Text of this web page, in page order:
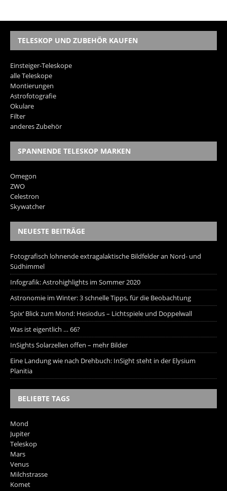
TELESKOP UND ZUBEHÖR KAUFEN
Einsteiger-Teleskope
alle Teleskope
Montierungen
Astrofotografie
Okulare
Filter
anderes Zubehör
SPANNENDE TELESKOP MARKEN
Omegon
ZWO
Celestron
Skywatcher
NEUESTE BEITRÄGE
Fotografisch lohnende extragalaktische Bildfelder an Nord- und
Südhimmel
Infografik: Astrohighlights im Sommer 2020
Astronomie im Winter: 3 schnelle Tipps, für die Beobachtung
Spix‘ Blick zum Mond: Hesiodus – Lichtspiele und Doppelwall
Was ist eigentlich … 66?
InSights Solarzellen offen – mehr Bilder
Eine Landung wie nach Drehbuch: InSight steht in der Elysium
Planitia
BELIEBTE TAGS
Mond
Jupiter
Teleskop
Mars
Venus
Milchstrasse
Komet